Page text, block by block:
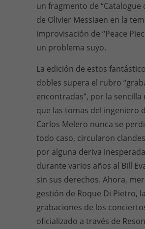
un fragmento de “Catalogue
de Olivier Messiaen en la
improvisación de “Peace
un problema suyo.
La edición de estos
dobles supera el rubro
encontradas”, por la sencilla
que las tomas del ingeniero
Carlos Melero nunca se
todo caso, circularon
por alguna deriva
durante varios años al Bill
sin sus derechos. Ahora,
gestión de Roque Di Pietro,
grabaciones de los
oficializado a través de